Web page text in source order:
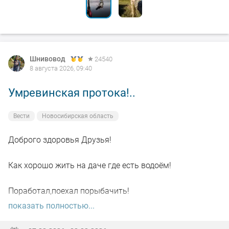
Шнивовод
24540
8 августа 2026, 09:40
Умревинская протока!..
Вести Новосибирская область
Доброго здоровья Друзья!
Как хорошо жить на даче где есть водоём!
Поработал,поехал порыбачить!
показать полностью...